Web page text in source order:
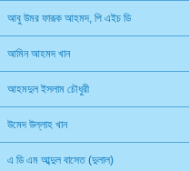
আবু উমর ফারূক আহমদ, পি এইচ ডি
আমিন আহমদ খান
আহমদুল ইসলাম চৌধুরী
উমেদ উল্লাহ খান
এ ডি এম আব্দুল বাসেত (দুলাল)